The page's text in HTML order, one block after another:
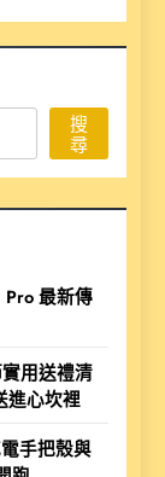
搜
尋
Pro 最新傳
用送禮清
進心坎裡
手把殼與